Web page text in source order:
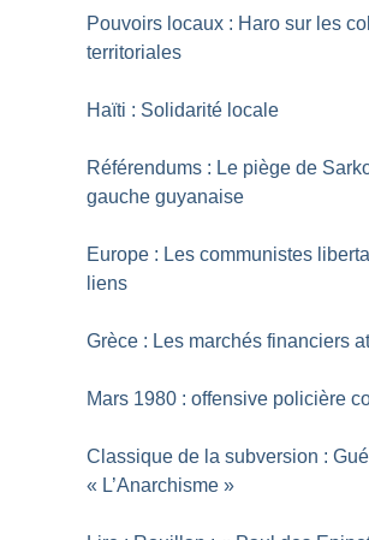
Pouvoirs locaux : Haro sur les
territoriales
Haïti : Solidarité locale
Référendums : Le piège de
gauche guyanaise
Europe : Les communistes
liens
Grèce : Les marchés financiers
Mars 1980 : offensive policière
Classique de la subversion :
« L’Anarchisme »